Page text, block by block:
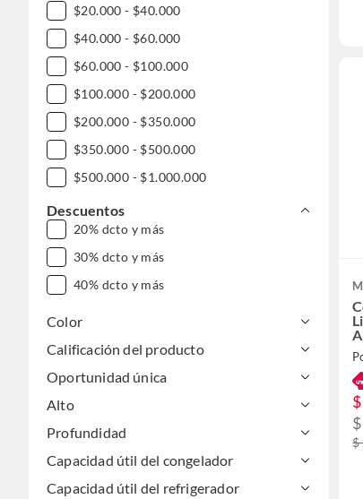
$20.000 - $40.000
$40.000 - $60.000
$60.000 - $100.000
$100.000 - $200.000
$200.000 - $350.000
$350.000 - $500.000
$500.000 - $1.000.000
Descuentos
20% dcto y más
30% dcto y más
40% dcto y más
Color
Calificación del producto
Oportunidad única
Alto
Profundidad
Capacidad útil del congelador
Capacidad útil del refrigerador
$